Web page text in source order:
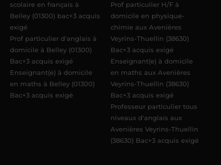
scolaire en français à
Belley (01300) bac+3 acquis
exigé
Prof particulier d'anglais à
domicile à Belley (01300)
Bac+3 acquis exigé
Enseignant(e) à domicile
en maths à Belley (01300)
Bac+3 acquis exigé
Prof particulier H/F à
domicile en physique-
chimie aux Avenières
Veyrins-Thuellin (38630)
Bac+3 acquis exigé
Enseignant(e) à domicile
en maths aux Avenières
Veyrins-Thuellin (38630)
Bac+3 acquis exigé
Professeur particulier tous
niveaux d'anglais aux
Avenières Veyrins-Thuellin
(38630) Bac+3 acquis exigé